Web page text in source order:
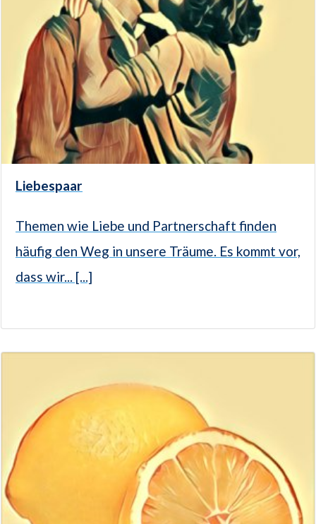
Liebespaar
Themen wie Liebe und Partnerschaft finden
häufig den Weg in unsere Träume. Es kommt vor,
dass wir... [...]